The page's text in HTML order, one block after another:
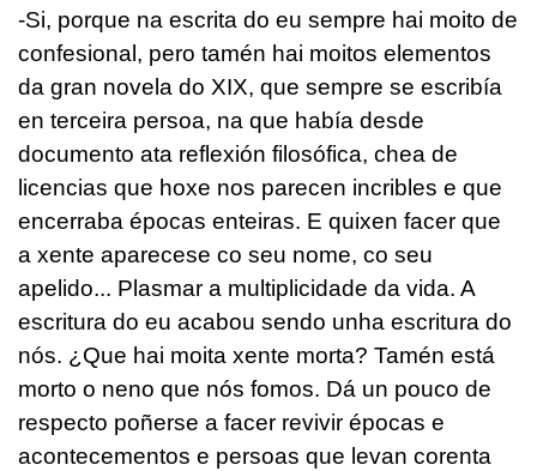
-Si, porque na escrita do eu sempre hai moito de
confesional, pero tamén hai moitos elementos
da gran novela do XIX, que sempre se escribía
en terceira persoa, na que había desde
documento ata reflexión filosófica, chea de
licencias que hoxe nos parecen incribles e que
encerraba épocas enteiras. E quixen facer que
a xente aparecese co seu nome, co seu
apelido... Plasmar a multiplicidade da vida. A
escritura do eu acabou sendo unha escritura do
nós. ¿Que hai moita xente morta? Tamén está
morto o neno que nós fomos. Dá un pouco de
respecto poñerse a facer revivir épocas e
acontecementos e persoas que levan corenta